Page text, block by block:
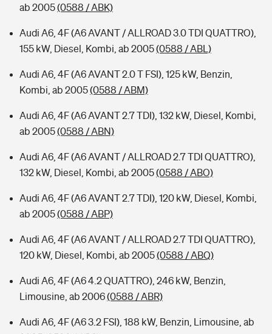
ab 2005(0588 / ABK)
Audi A6, 4F (A6 AVANT / ALLROAD 3.0 TDI QUATTRO),
155 kW, Diesel, Kombi, ab 2005(0588 / ABL)
Audi A6, 4F (A6 AVANT 2.0 T FSI), 125 kW, Benzin,
Kombi, ab 2005(0588 / ABM)
Audi A6, 4F (A6 AVANT 2.7 TDI), 132 kW, Diesel, Kombi,
ab 2005(0588 / ABN)
Audi A6, 4F (A6 AVANT / ALLROAD 2.7 TDI QUATTRO),
132 kW, Diesel, Kombi, ab 2005(0588 / ABO)
Audi A6, 4F (A6 AVANT 2.7 TDI), 120 kW, Diesel, Kombi,
ab 2005(0588 / ABP)
Audi A6, 4F (A6 AVANT / ALLROAD 2.7 TDI QUATTRO),
120 kW, Diesel, Kombi, ab 2005(0588 / ABQ)
Audi A6, 4F (A6 4.2 QUATTRO), 246 kW, Benzin,
Limousine, ab 2006(0588 / ABR)
Audi A6, 4F (A6 3.2 FSI), 188 kW, Benzin, Limousine, ab